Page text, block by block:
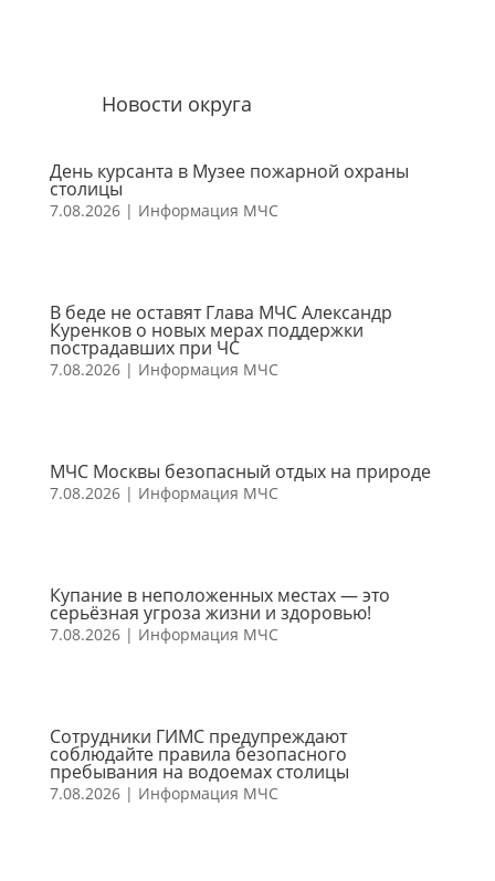
Новости округа
День курсанта в Музее пожарной охраны
столицы
7.08.2026| Информация МЧС
В беде не оставят Глава МЧС Александр
Куренков о новых мерах поддержки
пострадавших при ЧС
7.08.2026| Информация МЧС
МЧС Москвы безопасный отдых на природе
7.08.2026| Информация МЧС
Купание в неположенных местах — это
серьёзная угроза жизни и здоровью!
7.08.2026| Информация МЧС
Сотрудники ГИМС предупреждают
соблюдайте правила безопасного
пребывания на водоемах столицы
7.08.2026| Информация МЧС